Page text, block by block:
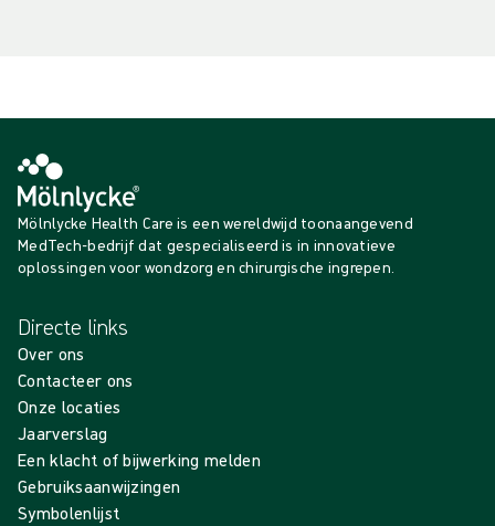
Mölnlycke Health Care is een wereldwijd toonaangevend
MedTech-bedrijf dat gespecialiseerd is in innovatieve
oplossingen voor wondzorg en chirurgische ingrepen.
Directe links
Over ons
Contacteer ons
Onze locaties
Jaarverslag
Een klacht of bijwerking melden
Gebruiksaanwijzingen
Symbolenlijst